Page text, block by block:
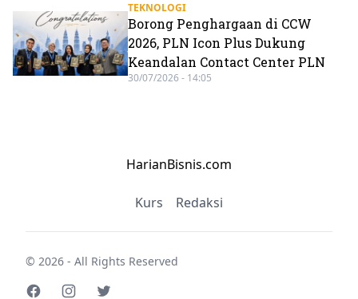
TEKNOLOGI
Borong Penghargaan di CCW
2026, PLN Icon Plus Dukung
Keandalan Contact Center PLN
30/07/2026 - 14:05
HarianBisnis.com
Kurs Redaksi
© 2026 - All Rights Reserved